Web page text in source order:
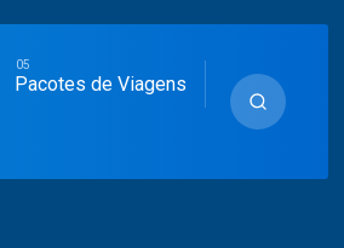
Pacotes de Viagens